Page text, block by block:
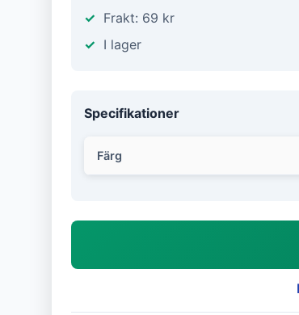
Frakt: 69 kr
I lager
Specifikationer
Färg